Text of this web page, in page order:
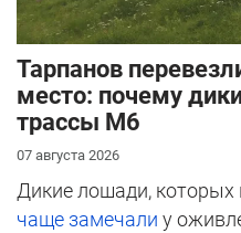
Тарпанов
место: почему
трассы М6
07 августа 2026
Дикие лошади, которых
чаще замечали у